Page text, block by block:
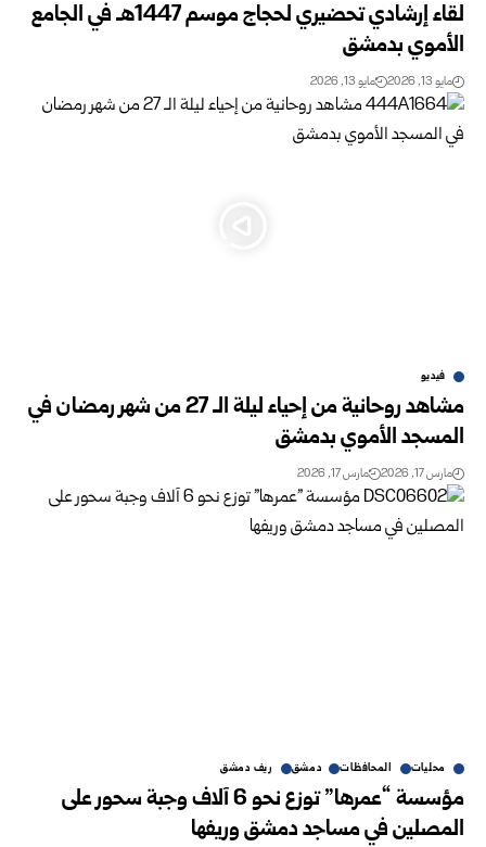
لقاء إرشادي تحضيري لحجاج موسم 1447هـ في الجامع
الأموي بدمشق
مايو 13, 2026 مايو 13, 2026
فيديو
مشاهد روحانية من إحياء ليلة الـ 27 من شهر رمضان في
المسجد الأموي بدمشق
مارس 17, 2026 مارس 17, 2026
محليات المحافظات دمشق ريف دمشق
مؤسسة “عمرها” توزع نحو 6 آلاف وجبة سحور على
المصلين في مساجد دمشق وريفها